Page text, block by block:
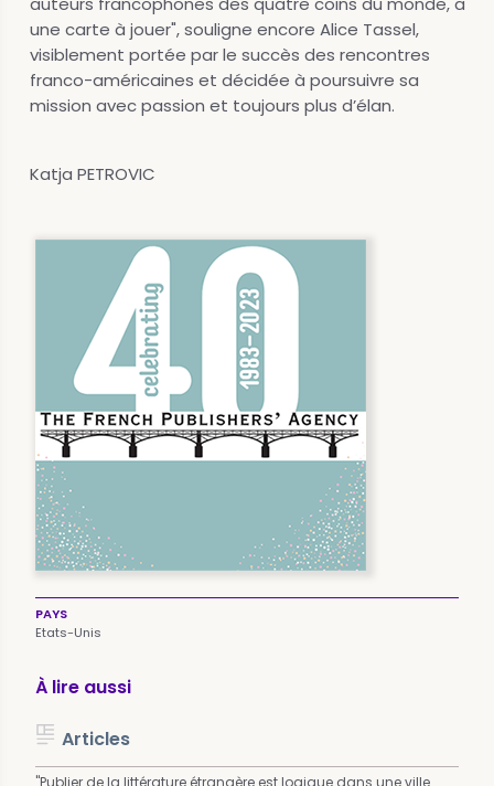
une carte à jouer", souligne encore Alice Tassel,
visiblement portée par le succès des rencontres
franco-américaines et décidée à poursuivre sa
mission avec passion et toujours plus d’élan.
Katja PETROVIC
PAYS
Etats-Unis
À lire aussi
Articles
"Publier de la littérature étrangère est logique dans une ville